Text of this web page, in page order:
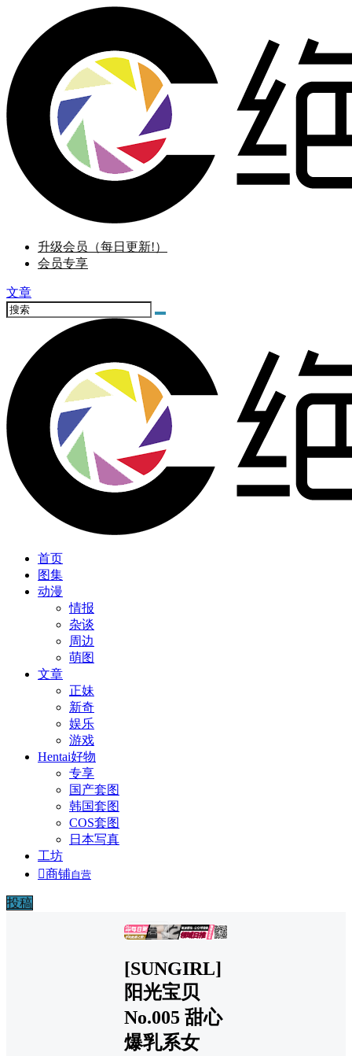
升级会员（每日更新!）
会员专享
文章
首页
图集
动漫
情报
杂谈
周边
萌图
文章
正妹
新奇
娱乐
游戏
Hentai好物
专享
国产套图
韩国套图
COS套图
日本写真
工坊
商铺自营
投稿
广告
[SUNGIRL]
阳光宝贝
No.005 甜心
爆乳系女